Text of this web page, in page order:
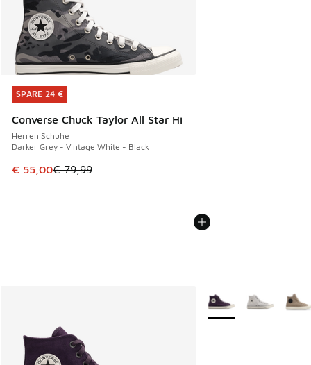
SPARE 24 €
Converse Chuck Taylor All Star Hi
Herren Schuhe
Darker Grey - Vintage White - Black
Dieser Artikel ist im Sale. Der Preis ist von € 79,99 auf €
€ 55,00€ 79,99
SPARE 24 €
Weitere Farben